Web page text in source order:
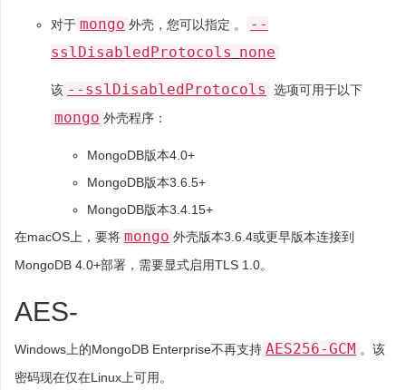
对于 mongo 外壳，您可以指定 。
--
sslDisabledProtocols none
该 --sslDisabledProtocols 选项可用于以下
mongo 外壳程序：
MongoDB版本4.0+
MongoDB版本3.6.5+
MongoDB版本3.4.15+
在macOS上，要将 mongo 外壳版本3.6.4或更早版本连接到
MongoDB 4.0+部署，需要显式启用TLS 1.0。
AES-
Windows上的MongoDB Enterprise不再支持 AES256-GCM 。该
密码现在仅在Linux上可用。